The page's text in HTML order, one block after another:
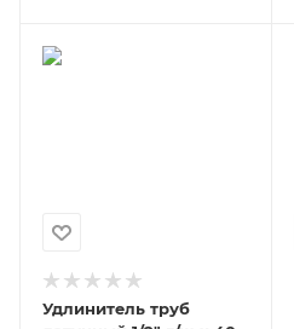
Удлинитель труб